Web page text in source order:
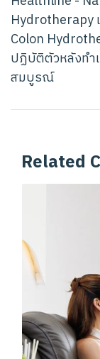
Hydrotherapy
Colon
ปฏิบัติตัวหลังทำ
สมบูรณ์
Related